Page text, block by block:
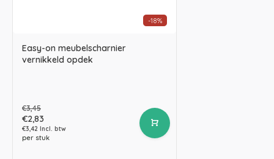
-18%
Easy-on meubelscharnier
vernikkeld opdek
€3,45
€2,83
€3,42 Incl. btw
per stuk